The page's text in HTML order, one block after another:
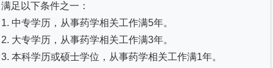
满足以下条件之一：
1. 中专学历，从事药学相关工作满5年。
2. 大专学历，从事药学相关工作满3年。
3. 本科学历或硕士学位，从事药学相关工作满1年。